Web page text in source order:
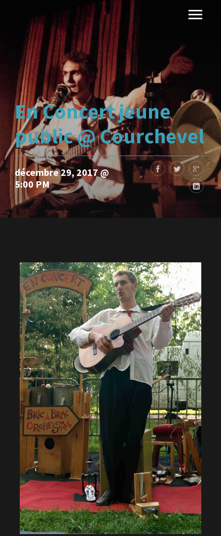
En Concert jeune
public @ Courchevel
décembre 29, 2017 @
5:00 PM